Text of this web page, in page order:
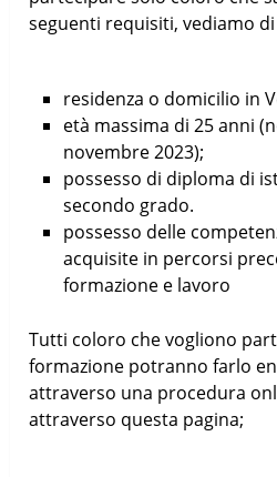
seguenti requisiti, vediamo
residenza o domicilio in
età massima di 25 anni
novembre 2023);
possesso di diploma di
secondo grado.
possesso delle
acquisite in percorsi
formazione e lavoro
Tutti coloro che vogliono
formazione potranno farlo
attraverso una procedura
attraverso questa pagina;